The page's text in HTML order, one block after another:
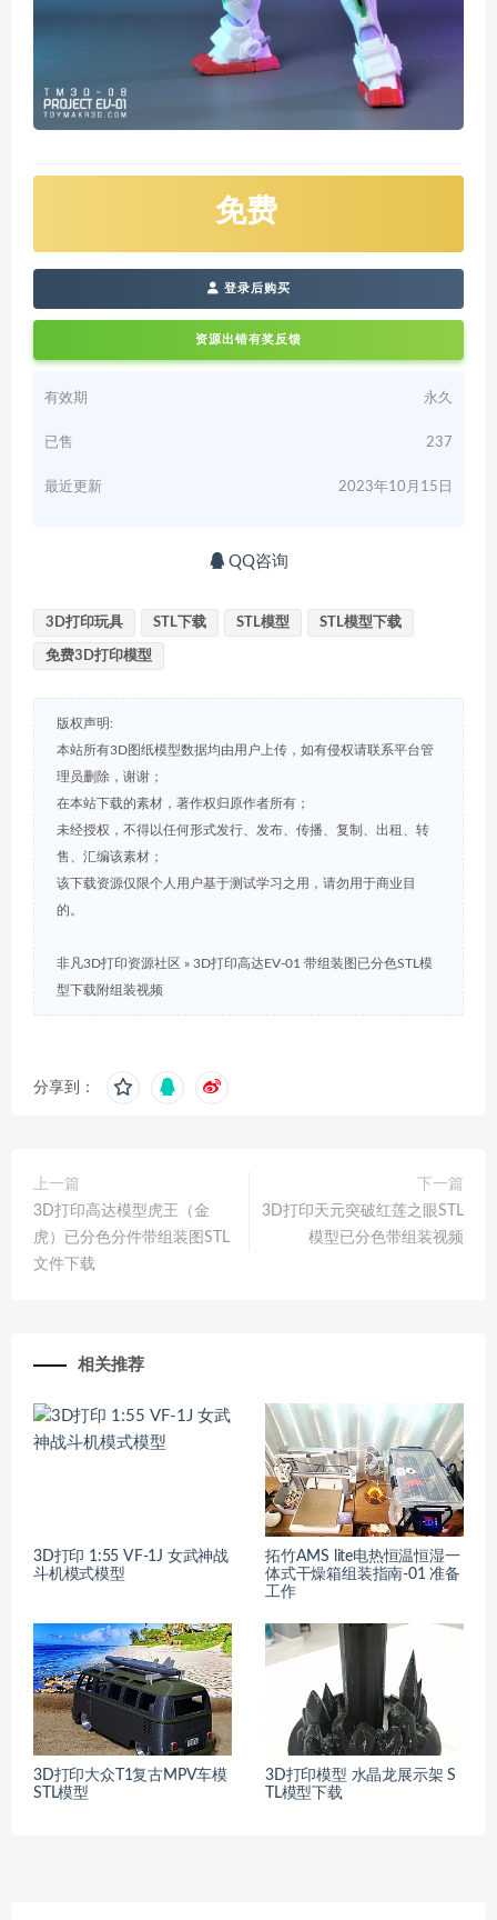
免费
登录后购买
资源出错有奖反馈
有效期 永久
已售 237
最近更新 2023年10月15日
QQ咨询
3D打印玩具 STL下载 STL模型 STL模型下载
免费3D打印模型
版权声明:
本站所有3D图纸模型数据均由用户上传，如有侵权请联系平台管
理员删除，谢谢；
在本站下载的素材，著作权归原作者所有；
未经授权，不得以任何形式发行、发布、传播、复制、出租、转
售、汇编该素材；
该下载资源仅限个人用户基于测试学习之用，请勿用于商业目
的。
非凡3D打印资源社区 » 3D打印高达EV-01 带组装图已分色STL模
型下载附组装视频
分享到：
上一篇
3D打印高达模型虎王（金
虎）已分色分件带组装图STL
文件下载
下一篇
3D打印天元突破红莲之眼STL
模型已分色带组装视频
相关推荐
3D打印 1:55 VF-1J 女武神战
斗机模式模型
拓竹AMS lite电热恒温恒湿一
体式干燥箱组装指南-01 准备
工作
3D打印大众T1复古MPV车模
STL模型
3D打印模型 水晶龙展示架 S
TL模型下载